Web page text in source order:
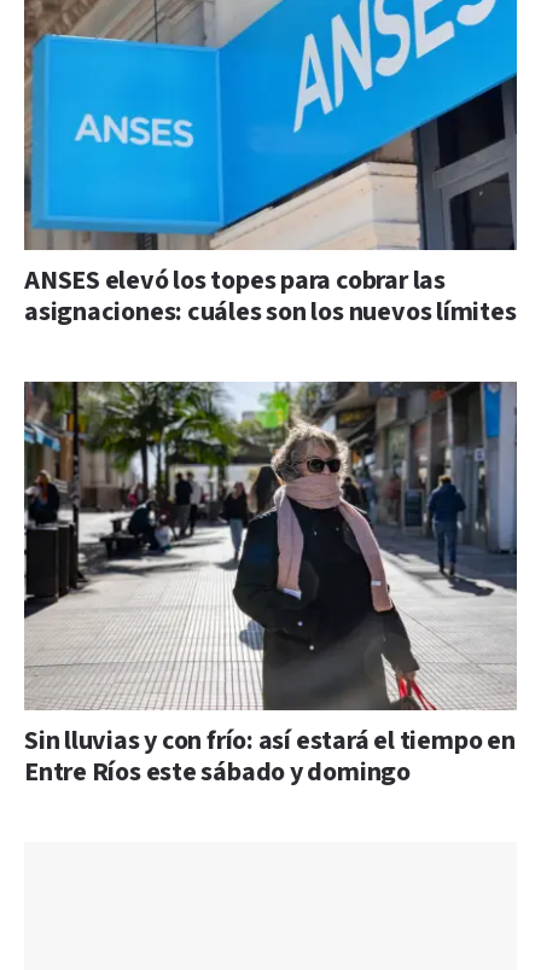
ANSES elevó los topes para cobrar las
asignaciones: cuáles son los nuevos límites
Sin lluvias y con frío: así estará el tiempo en
Entre Ríos este sábado y domingo